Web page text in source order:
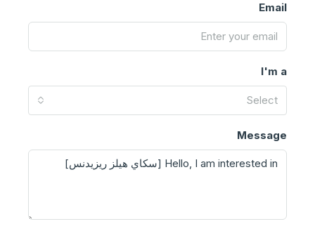
Email
I'm a
Select
Message